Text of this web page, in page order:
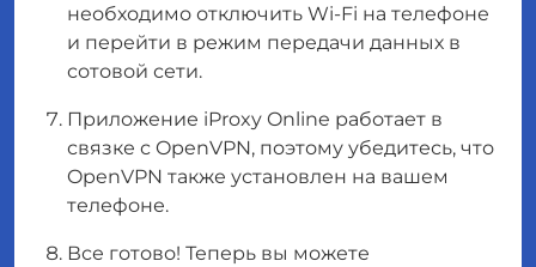
необходимо отключить Wi-Fi на телефоне
и перейти в режим передачи данных в
сотовой сети.
Приложение iProxy Online работает в
связке с OpenVPN, поэтому убедитесь, что
OpenVPN также установлен на вашем
телефоне.
Все готово! Теперь вы можете